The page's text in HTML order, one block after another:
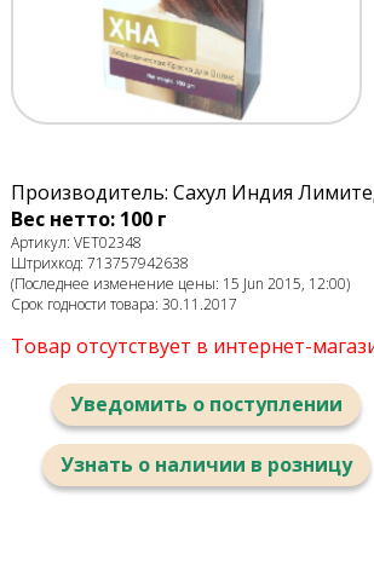
Производитель: Сахул Индия
Вес нетто: 100 г
Артикул: VET02348
Штрихкод: 713757942638
(Последнее изменение цены: 15 Jun 2015, 12:00)
Срок годности товара: 30.11.2017
Товар отсутствует в интернет-
Уведомить о поступлении
Узнать о наличии в розницу